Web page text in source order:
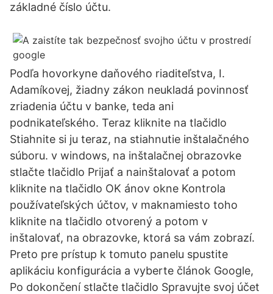
základné číslo účtu.
Podľa hovorkyne daňového riaditeľstva, I.
Adamíkovej, žiadny zákon neukladá povinnosť
zriadenia účtu v banke, teda ani
podnikateľského. Teraz kliknite na tlačidlo
Stiahnite si ju teraz, na stiahnutie inštalačného
súboru. v windows, na inštalačnej obrazovke
stlačte tlačidlo Prijať a nainštalovať a potom
kliknite na tlačidlo OK ánov okne Kontrola
používateľských účtov, v maknamiesto toho
kliknite na tlačidlo otvorený a potom v
inštalovať, na obrazovke, ktorá sa vám zobrazí.
Preto pre prístup k tomuto panelu spustite
aplikáciu konfigurácia a vyberte článok Google,
Po dokončení stlačte tlačidlo Spravujte svoj účet